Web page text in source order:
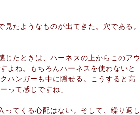
たようなものが出てきた。穴である。
たときは、ハーネスの上からこのアウ
よね。もちろんハーネスを使わないと
ハンガーも中に隠せる。こうすると高
って感じですね」
てくる心配はない。そして、繰り返し